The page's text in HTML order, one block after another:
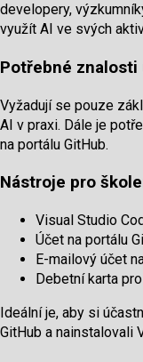
developery,
využít AI ve svých
Potřebné znalosti
Vyžadují se pouze
AI v praxi. Dále je
na portálu GitHub.
Nástroje pro
Visual Studio
Účet na portálu
E-mailový účet
Debetní karta
Ideální je, aby si
GitHub a nainstalovali